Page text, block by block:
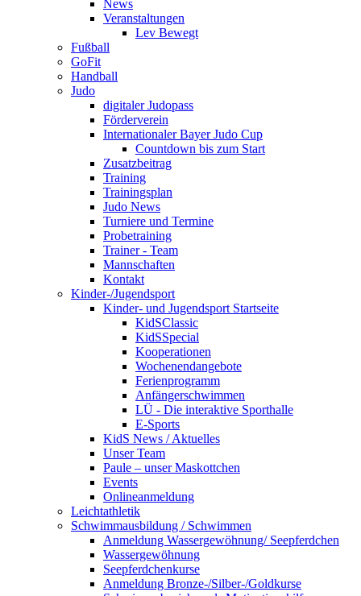
News
Veranstaltungen
Lev Bewegt
Fußball
GoFit
Handball
Judo
digitaler Judopass
Förderverein
Internationaler Bayer Judo Cup
Countdown bis zum Start
Zusatzbeitrag
Training
Trainingsplan
Judo News
Turniere und Termine
Probetraining
Trainer - Team
Mannschaften
Kontakt
Kinder-/Jugendsport
Kinder- und Jugendsport Startseite
KidSClassic
KidSSpecial
Kooperationen
Wochenendangebote
Ferienprogramm
Anfängerschwimmen
LÜ - Die interaktive Sporthalle
E-Sports
KidS News / Aktuelles
Unser Team
Paule – unser Maskottchen
Events
Onlineanmeldung
Leichtathletik
Schwimmausbildung / Schwimmen
Anmeldung Wassergewöhnung/ Seepferdchen
Wassergewöhnung
Seepferdchenkurse
Anmeldung Bronze-/Silber-/Goldkurse